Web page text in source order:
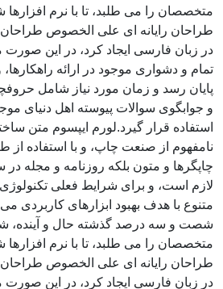
متخصصان را می طلبد، تا با نرم
طراحان رایانه ای علی الخصوص
در زبان فارسی ایجاد کرد، در این
تمام و دشواری موجود در ارائه
پایان رسد و زمان مورد نیاز شامل
و جوابگوی سوالات پیوسته اهل دنیای
استفاده قرار گیرد.لورم ایپسوم متن
نامفهوم از صنعت چاپ، و با استفاده از
چاپگرها و متون بلکه روزنامه و مجله
لازم است، و برای شرایط فعلی تکنولوژی
متنوع با هدف بهبود ابزارهای کاربردی می
شصت و سه درصد گذشته حال و آینده،
متخصصان را می طلبد، تا با نرم
طراحان رایانه ای علی الخصوص
در زبان فارسی ایجاد کرد، در این